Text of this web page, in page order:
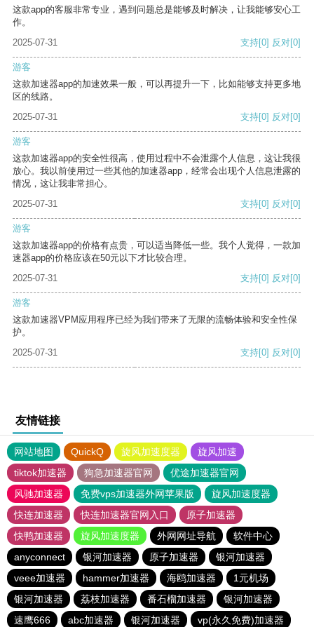
这款app的客服非常专业，遇到问题总是能够及时解决，让我能够安心工
作。
2025-07-31
支持[0] 反对[0]
游客
这款加速器app的加速效果一般，可以再提升一下，比如能够支持更多地
区的线路。
2025-07-31
支持[0] 反对[0]
游客
这款加速器app的安全性很高，使用过程中不会泄露个人信息，这让我很
放心。我以前使用过一些其他的加速器app，经常会出现个人信息泄露的
情况，这让我非常担心。
2025-07-31
支持[0] 反对[0]
游客
这款加速器app的价格有点贵，可以适当降低一些。我个人觉得，一款加
速器app的价格应该在50元以下才比较合理。
2025-07-31
支持[0] 反对[0]
游客
这款加速器VPM应用程序已经为我们带来了无限的流畅体验和安全性保
护。
2025-07-31
支持[0] 反对[0]
友情链接
网站地图 QuickQ 旋风加速度器
旋风加速
tiktok加速器
狗急加速器官网
优途加速器官网
风驰加速器
免费vps加速器外网苹果版
旋风加速度器
快连加速器
快连加速器官网入口
原子加速器
快鸭加速器
旋风加速度器 外网网址导航
软件中心
anyconnect
银河加速器 原子加速器
银河加速器
veee加速器
hammer加速器 海鸥加速器
1元机场
银河加速器
荔枝加速器 番石榴加速器
银河加速器
速鹰666
abc加速器 银河加速器 vp(永久免费)加速器